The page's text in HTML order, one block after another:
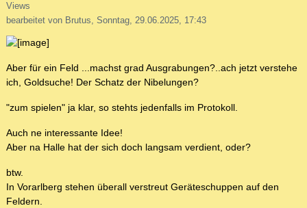
Views
bearbeitet von Brutus, Sonntag, 29.06.2025, 17:43
Aber für ein Feld ...machst grad Ausgrabungen?..ach jetzt verstehe
ich, Goldsuche! Der Schatz der Nibelungen?
"zum spielen" ja klar, so stehts jedenfalls im Protokoll.
Auch ne interessante Idee!
Aber na Halle hat der sich doch langsam verdient, oder?
btw.
In Vorarlberg stehen überall verstreut Geräteschuppen auf den
Feldern.